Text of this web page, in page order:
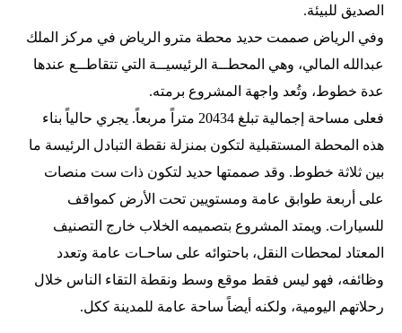
الصديق للبيئة.
وفي الرياض صممت حديد محطة مترو الرياض في مركز الملك
عبدالله المالي، وهي المحطــة الرئيسيــة التي تتقاطــع عندها
عدة خطوط، وتُعد واجهة المشروع برمته.
فعلى مساحة إجمالية تبلغ 20434 متراً مربعاً. يجري حالياً بناء
هذه المحطة المستقبلية لتكون بمنزلة نقطة التبادل الرئيسة ما
بين ثلاثة خطوط. وقد صممتها حديد لتكون ذات ست منصات
على أربعة طوابق عامة ومستويين تحت الأرض كمواقف
للسيارات. ويمتد المشروع بتصميمه الخلاب خارج التصنيف
المعتاد لمحطات النقل، باحتوائه على ساحـات عامة وتعدد
وظائفه، فهو ليس فقط موقع وسط ونقطة التقاء الناس خلال
رحلاتهم اليومية، ولكنه أيضاً ساحة عامة للمدينة ككل.